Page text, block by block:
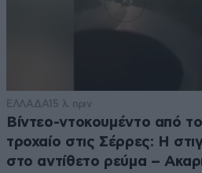
ΕΛΛΑΔΑ15 λ. πριν
Βίντεο-ντοκουμέντο από
τροχαίο στις Σέρρες: Η
στο αντίθετο ρεύμα –